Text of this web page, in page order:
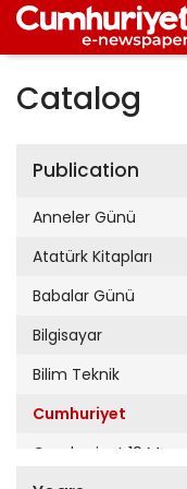
Catalog
Publication
Anneler Günü
Atatürk Kitapları
Babalar Günü
Bilgisayar
Bilim Teknik
Cumhuriyet
Cumhuriyet 19 Mayıs